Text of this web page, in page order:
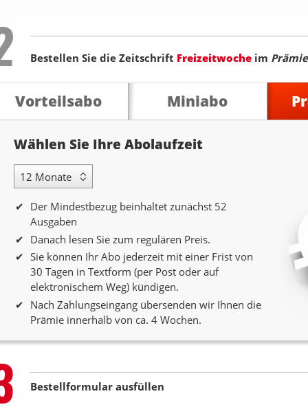
Bestellen Sie die Zeitschrift Freizeitwoche im
Vorteilsabo Miniabo
Wählen Sie Ihre Abolaufzeit
12 Monate Laufzeit
Der Mindestbezug beinhaltet zunächst 52
Ausgaben
Danach lesen Sie zum regulären Preis.
Sie können Ihr Abo jederzeit mit einer Frist von
30 Tagen in Textform (per Post oder auf
elektronischem Weg) kündigen.
Nach Zahlungseingang übersenden wir Ihnen die
Prämie innerhalb von ca. 4 Wochen.
Bestellformular ausfüllen